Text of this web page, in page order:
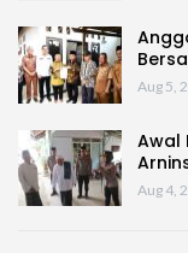
Aug 5,
Awal
Aug 4,